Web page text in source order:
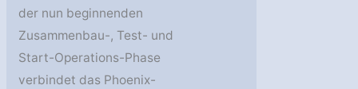
der nun beginnenden
Zusammenbau-, Test- und
Start-Operations-Phase
verbindet das Phoenix-